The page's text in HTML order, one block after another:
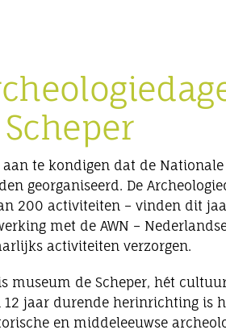
te kondigen dat de
georganiseerd. De
200 activiteiten – vinden dit
met de AWN –
activiteiten verzorgen.
museum de Scheper, hét
12 jaar durende herinrichting is
en middeleeuwse